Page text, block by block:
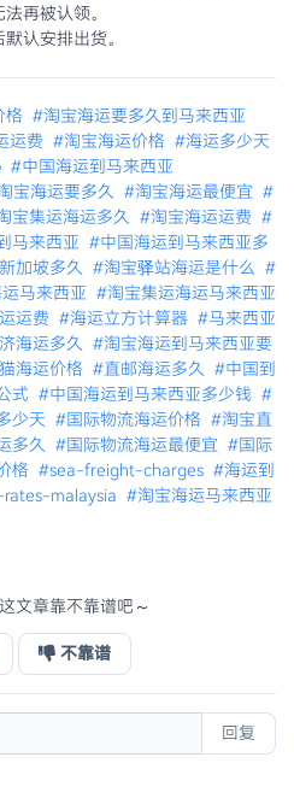
再被认领。
认安排出货。
格 #淘宝海运要多久到马来西亚
运费 #淘宝海运价格 #海运多少天
#中国海运到马来西亚
宝海运要多久 #淘宝海运最便宜 #
宝集运海运多久 #淘宝海运运费 #
马来西亚 #中国海运到马来西亚多
加坡多久 #淘宝驿站海运是什么 #
马来西亚 #淘宝集运海运马来西亚
运费 #海运立方计算器 #马来西亚
海运多久 #淘宝海运到马来西亚要
海运价格 #直邮海运多久 #中国到
式 #中国海运到马来西亚多少钱 #
少天 #国际物流海运价格 #淘宝直
多久 #国际物流海运最便宜 #国际
格 #sea-freight-charges #海运到
malaysia #淘宝海运马来西亚
文章靠不靠谱吧～
不靠谱
回复